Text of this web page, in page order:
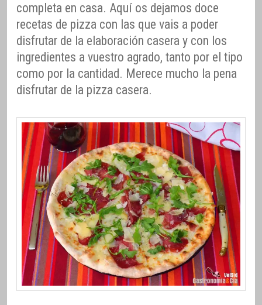
completa en casa. Aquí os dejamos doce
recetas de pizza con las que vais a poder
disfrutar de la elaboración casera y con los
ingredientes a vuestro agrado, tanto por el tipo
como por la cantidad. Merece mucho la pena
disfrutar de la pizza casera.